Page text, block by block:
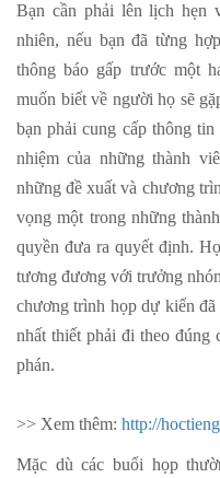
Bạn cần phải lên lịch hẹn
nhiên, nếu bạn đã từng
thông báo gấp trước một
muốn biết về người họ sẽ
bạn phải cung cấp thông
nhiệm của những thành
những đề xuất và chương
vọng một trong những
quyền đưa ra quyết định.
tương đương với trưởng
chương trình họp dự kiến
nhất thiết phải đi theo đúng
phán.
>> Xem thêm: http://
Mặc dù các buổi họp